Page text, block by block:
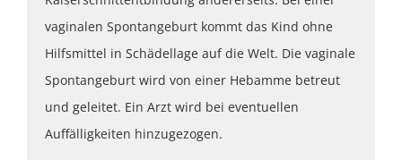
vaginalen Spontangeburt kommt das Kind ohne
Hilfsmittel in Schädellage auf die Welt. Die vaginale
Spontangeburt wird von einer Hebamme betreut
und geleitet. Ein Arzt wird bei eventuellen
Auffälligkeiten hinzugezogen.